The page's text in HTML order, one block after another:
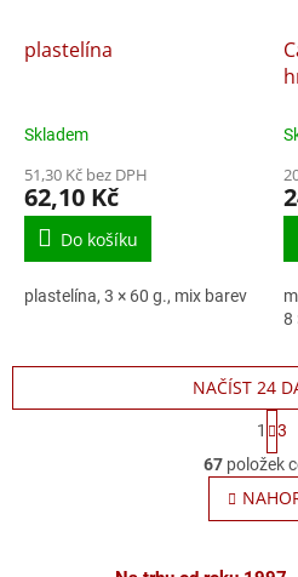
plastelína
Skladem
51,30 Kč bez DPH
62,10 Kč
Do košíku
plastelína, 3 × 60 g., mix barev
8
O
v
l
á
a
NAČÍST 24
S
t
r
á
n
k
1
3
67položek